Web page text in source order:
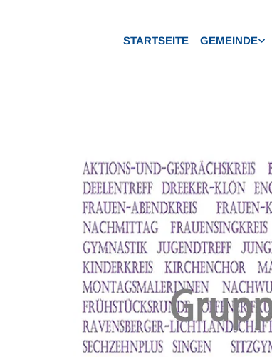
STARTSEITE GEMEINDE